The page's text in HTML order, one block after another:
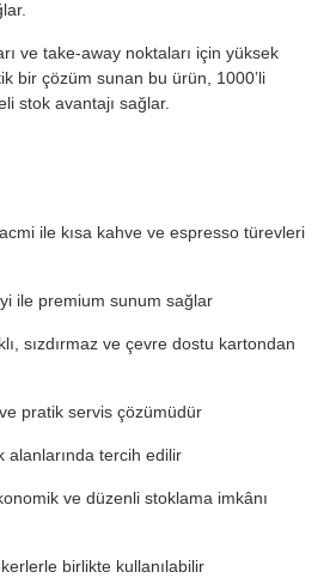
ve take-away noktaları için yüksek
bir çözüm sunan bu ürün, 1000’li
stok avantajı sağlar.
ile kısa kahve ve espresso türevleri
ile premium sunum sağlar
sızdırmaz ve çevre dostu kartondan
pratik servis çözümüdür
alanlarında tercih edilir
ve düzenli stoklama imkânı
birlikte kullanılabilir